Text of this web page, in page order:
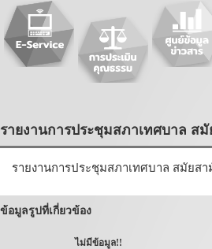
รายงานการประชุมสภาเทศบาล ส
รายงานการประชุมสภาเทศบาล สมัยส
ข้อมูลรูปที่เกี่ยวข้อง
ไม่มีข้อมูล!!